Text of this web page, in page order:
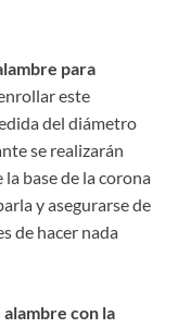
para
este
del diámetro
se realizarán
base de la corona
y asegurarse de
de hacer nada
con la